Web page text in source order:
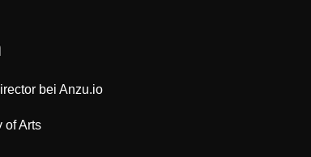
bei Anzu.io
of Arts